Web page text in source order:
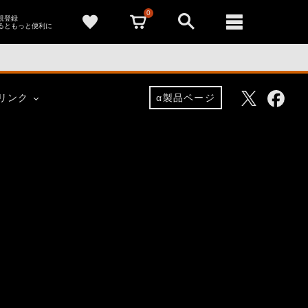
登録
ともっと便利に
0
ンク α製品ページ Twitter